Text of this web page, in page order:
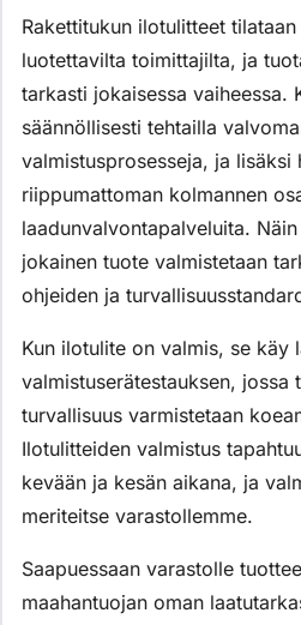
Rakettitukun ilotulitteet
luotettavilta toimittajilta, ja
tarkasti jokaisessa vaiheessa.
säännöllisesti tehtailla
valmistusprosesseja, ja lisäksi
riippumattoman kolmannen
laadunvalvontapalveluita.
jokainen tuote valmistetaan
ohjeiden ja
Kun ilotulite on valmis, se käy
valmistuserätestauksen, jossa
turvallisuus varmistetaan
Ilotulitteiden valmistus
kevään ja kesän aikana, ja
meriteitse varastollemme.
Saapuessaan varastolle
maahantuojan oman